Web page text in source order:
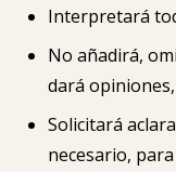
Interpretará
No añadirá,
dará
Solicitará
necesario,